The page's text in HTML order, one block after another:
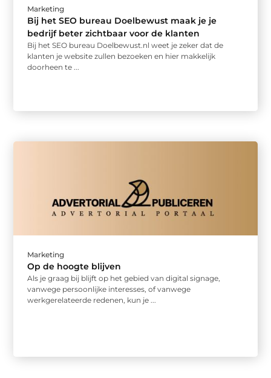
Marketing
Bij het SEO bureau Doelbewust maak je je
bedrijf beter zichtbaar voor de klanten
Bij het SEO bureau Doelbewust.nl weet je zeker dat de
klanten je website zullen bezoeken en hier makkelijk
doorheen te ...
Marketing
Op de hoogte blijven
Als je graag bij blijft op het gebied van digital signage,
vanwege persoonlijke interesses, of vanwege
werkgerelateerde redenen, kun je ...